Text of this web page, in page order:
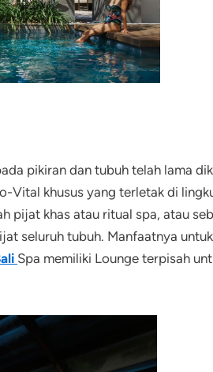
pikiran dan tubuh telah lama
Vital khusus yang terletak di
pijat khas atau ritual spa, atau
seluruh tubuh. Manfaatnya
Spa memiliki Lounge terpisah